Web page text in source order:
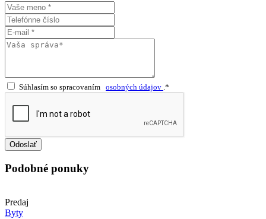
Súhlasím so spracovaním osobných údajov .*
Odoslať
Podobné ponuky
Predaj
Byty